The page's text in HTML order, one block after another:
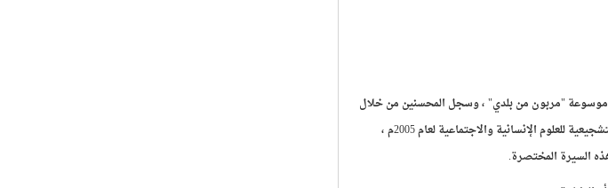
موسوعة "مربون من بلدي" ، وسجل المحسنين من خلال
سلسلة "محسنون من بلدي" بمساهمة بيت الزكاة في الكويت ، وكتاب الأيادي البيض الحائز على جائزة الدولة التشجيعية للعلوم الإنسانية والاجتماعية لعام 2005م ،
السيرة المختصرة.